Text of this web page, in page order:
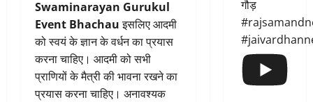
Swaminarayan Gurukul
Event Bhachauइसलिए आदमी
को स्वयं के ज्ञान के वर्धन का प्रयास
करना चाहिए। आदमी को सभी
प्राणियों के मैत्री की भावना रखने का
प्रयास करना चाहिए। अनावश्यक
गौड़